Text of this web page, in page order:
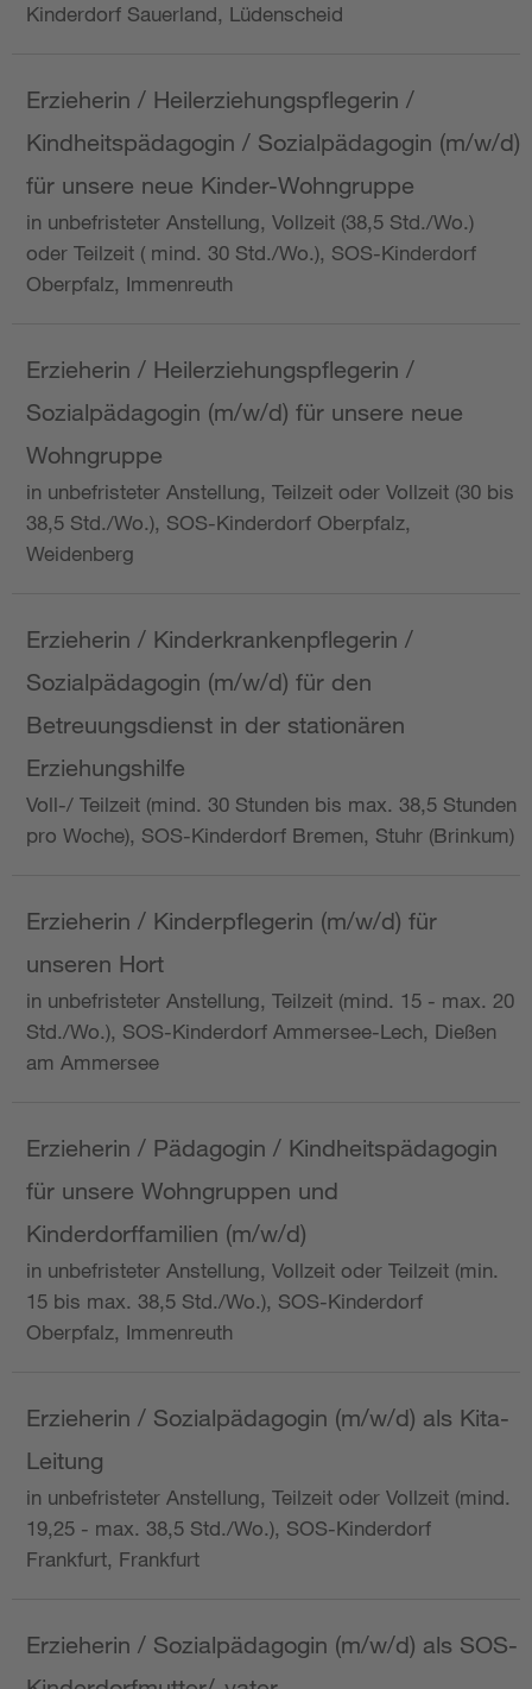
Kinderdorf Sauerland, Lüdenscheid
Erzieherin / Heilerziehungspflegerin /
Kindheitspädagogin / Sozialpädagogin (m/w/d)
für unsere neue Kinder-Wohngruppe
in unbefristeter Anstellung, Vollzeit (38,5 Std./Wo.)
oder Teilzeit ( mind. 30 Std./Wo.), SOS-Kinderdorf
Oberpfalz, Immenreuth
Erzieherin / Heilerziehungspflegerin /
Sozialpädagogin (m/w/d) für unsere neue
Wohngruppe
in unbefristeter Anstellung, Teilzeit oder Vollzeit (30 bis
38,5 Std./Wo.), SOS-Kinderdorf Oberpfalz,
Weidenberg
Erzieherin / Kinderkrankenpflegerin /
Sozialpädagogin (m/w/d) für den
Betreuungsdienst in der stationären
Erziehungshilfe
Voll-/ Teilzeit (mind. 30 Stunden bis max. 38,5 Stunden
pro Woche), SOS-Kinderdorf Bremen, Stuhr (Brinkum)
Erzieherin / Kinderpflegerin (m/w/d) für
unseren Hort
in unbefristeter Anstellung, Teilzeit (mind. 15 - max. 20
Std./Wo.), SOS-Kinderdorf Ammersee-Lech, Dießen
am Ammersee
Erzieherin / Pädagogin / Kindheitspädagogin
für unsere Wohngruppen und
Kinderdorffamilien (m/w/d)
in unbefristeter Anstellung, Vollzeit oder Teilzeit (min.
15 bis max. 38,5 Std./Wo.), SOS-Kinderdorf
Oberpfalz, Immenreuth
Erzieherin / Sozialpädagogin (m/w/d) als Kita-
Leitung
in unbefristeter Anstellung, Teilzeit oder Vollzeit (mind.
19,25 - max. 38,5 Std./Wo.), SOS-Kinderdorf
Frankfurt, Frankfurt
Erzieherin / Sozialpädagogin (m/w/d) als SOS-